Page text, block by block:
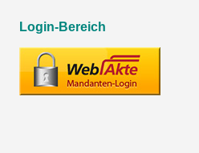
Login-Bereich